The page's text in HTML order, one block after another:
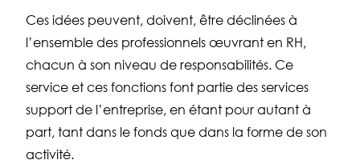
Ces idées peuvent, doivent, être déclinées à
l’ensemble des professionnels œuvrant en RH,
chacun à son niveau de responsabilités. Ce
service et ces fonctions font partie des services
support de l’entreprise, en étant pour autant à
part, tant dans le fonds que dans la forme de son
activité.